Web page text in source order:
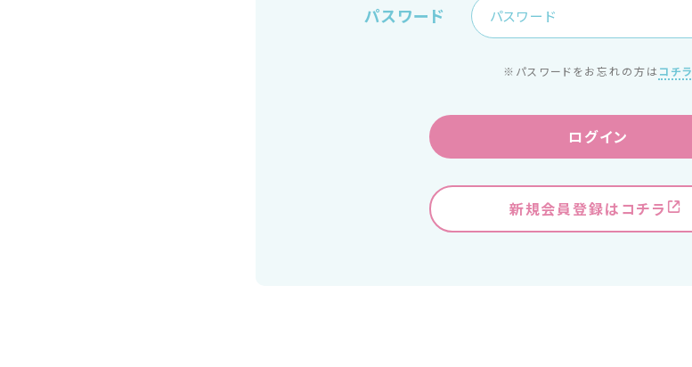
パスワード
※パスワードをお忘れの方は コチラ
ログイン
新規会員登録はコチラ